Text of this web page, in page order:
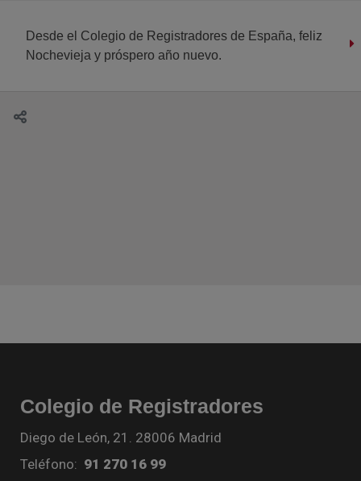
Desde el Colegio de Registradores de España, feliz
Nochevieja y próspero año nuevo.
Colegio de Registradores
Diego de León, 21. 28006 Madrid
Teléfono: 91 270 16 99